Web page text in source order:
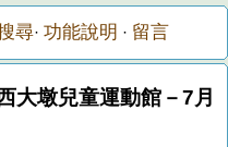
尋· 功能說明 · 留言
大墩兒童運動館－7月